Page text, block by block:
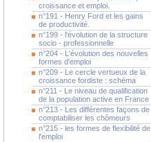
croissance et emploi.
n°191 - Henry Ford et les gains
de productivité.
n°199 - l'évolution de la structure
socio - professionnelle
n°204 - L'évolution des nouvelles
formes d'emploi
n°209 - Le cercle vertueux de la
croissance fordiste : schéma
n°211 - Le niveau de qualification
de la population active en France
n°213 - Les différentes façons de
comptabiliser les chômeurs
n°215 - les formes de flexibilité de
l'emploi